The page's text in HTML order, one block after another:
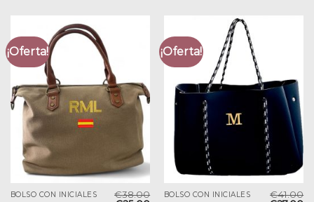
¡Oferta!
BOLSO CON INICIALES €38.00
¡Oferta!
BOLSO CON INICIALES €41.00